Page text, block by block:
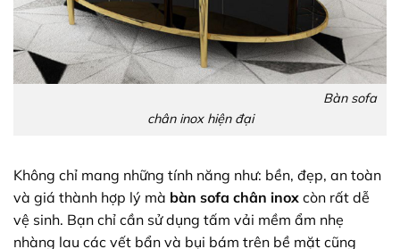
Bàn sofa
chân inox hiện đại
Không chỉ mang những tính năng như: bền, đẹp, an toàn
và giá thành hợp lý mà bàn sofa chân inox còn rất dễ
vệ sinh. Bạn chỉ cần sử dụng tấm vải mềm ẩm nhẹ
nhàng lau các vết bẩn và bụi bám trên bề mặt cũng